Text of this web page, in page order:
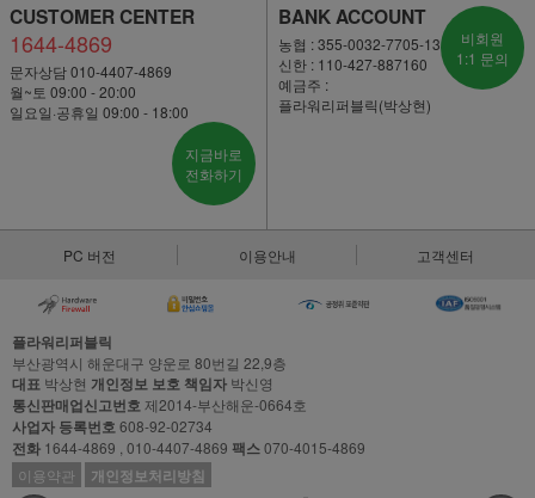
CUSTOMER CENTER
1644-4869
문자상담 010-4407-4869
월~토 09:00 - 20:00
일요일·공휴일 09:00 - 18:00
지금바로
전화하기
BANK ACCOUNT
농협 : 355-0032-7705-13
신한 : 110-427-887160
예금주 :
플라워리퍼블릭(박상현)
비회원
1:1 문의
PC 버전 이용안내 고객센터
플라워리퍼블릭
부산광역시 해운대구 양운로 80번길 22,9층
대표 박상현 개인정보 보호 책임자 박신영
통신판매업신고번호제2014-부산해운-0664호
사업자 등록번호608-92-02734
전화 1644-4869 , 010-4407-4869 팩스070-4015-4869
이용약관
개인정보처리방침